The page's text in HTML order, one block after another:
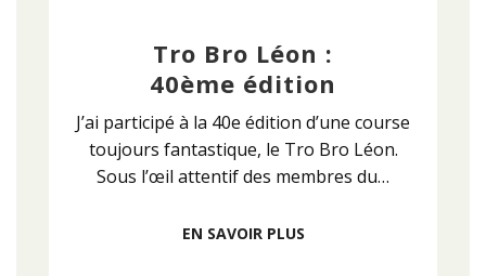
Tro Bro Léon :
40ème édition
J’ai participé à la 40e édition d’une course
toujours fantastique, le Tro Bro Léon.
Sous l’œil attentif des membres du…
EN SAVOIR PLUS